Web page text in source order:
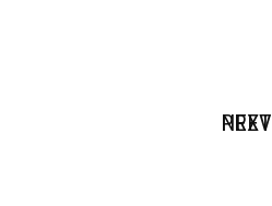
PREV
NEXT